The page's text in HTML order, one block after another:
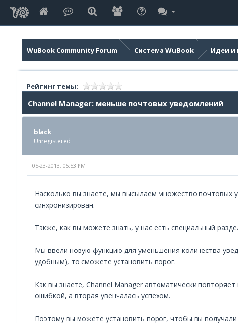
WuBook Community Forum Система WuBook Идеи и
Рейтинг темы:
Channel Manager: меньше почтовых уведомлений
black
Unregistered
05-23-2013, 05:53 PM
Насколько вы знаете, мы высылаем множество почтовых
синхронизирован.
Также, как вы можете знать, у нас есть специальный
Мы ввели новую функцию для уменьшения количества
удобным), то сможете установить порог.
Как вы знаете, Channel Manager автоматически
ошибкой, а вторая увенчалась успехом.
Поэтому вы можете установить порог, чтобы вы